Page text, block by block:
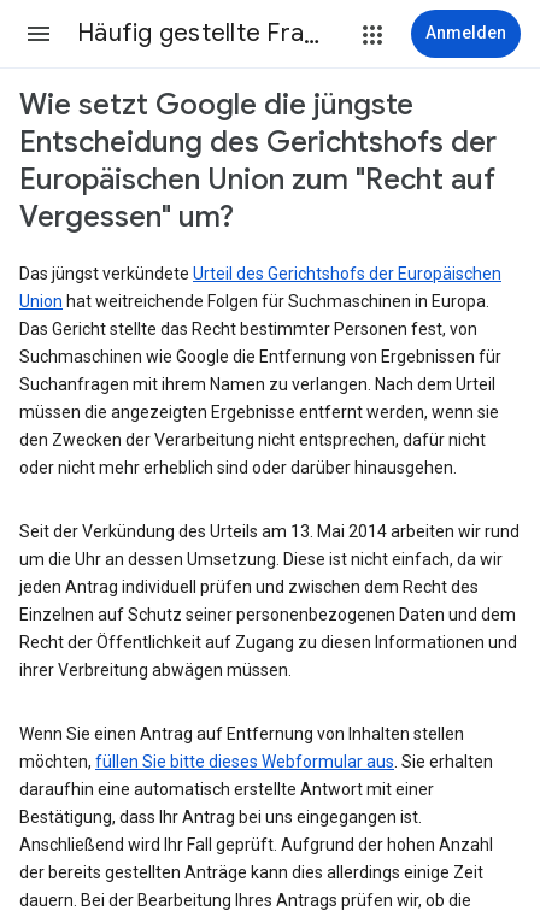
Häufig gestellte Fragen Anmelden
Wie setzt Google die jüngste
Entscheidung des Gerichtshofs der
Europäischen Union zum "Recht auf
Vergessen" um?
Das jüngst verkündete Urteil des Gerichtshofs der Europäischen
Union hat weitreichende Folgen für Suchmaschinen in Europa.
Das Gericht stellte das Recht bestimmter Personen fest, von
Suchmaschinen wie Google die Entfernung von Ergebnissen für
Suchanfragen mit ihrem Namen zu verlangen. Nach dem Urteil
müssen die angezeigten Ergebnisse entfernt werden, wenn sie
den Zwecken der Verarbeitung nicht entsprechen, dafür nicht
oder nicht mehr erheblich sind oder darüber hinausgehen.
Seit der Verkündung des Urteils am 13. Mai 2014 arbeiten wir rund
um die Uhr an dessen Umsetzung. Diese ist nicht einfach, da wir
jeden Antrag individuell prüfen und zwischen dem Recht des
Einzelnen auf Schutz seiner personenbezogenen Daten und dem
Recht der Öffentlichkeit auf Zugang zu diesen Informationen und
ihrer Verbreitung abwägen müssen.
Wenn Sie einen Antrag auf Entfernung von Inhalten stellen
möchten, füllen Sie bitte dieses Webformular aus . Sie erhalten
daraufhin eine automatisch erstellte Antwort mit einer
Bestätigung, dass Ihr Antrag bei uns eingegangen ist.
Anschließend wird Ihr Fall geprüft. Aufgrund der hohen Anzahl
der bereits gestellten Anträge kann dies allerdings einige Zeit
dauern. Bei der Bearbeitung Ihres Antrags prüfen wir, ob die